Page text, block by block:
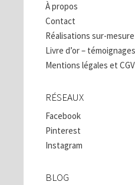
À propos
Contact
Réalisations sur-mesure
Livre d’or – témoignages
Mentions légales et CGV
RÉSEAUX
Facebook
Pinterest
Instagram
BLOG